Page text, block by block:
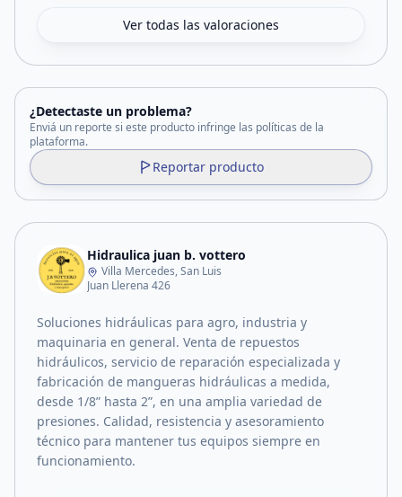
Ver todas las valoraciones
¿Detectaste un problema?
Enviá un reporte si este producto infringe las políticas de la
plataforma.
Reportar producto
Hidraulica juan b. vottero
Villa Mercedes, San Luis
Juan Llerena 426
Soluciones hidráulicas para agro, industria y
maquinaria en general. Venta de repuestos
hidráulicos, servicio de reparación especializada y
fabricación de mangueras hidráulicas a medida,
desde 1/8” hasta 2”, en una amplia variedad de
presiones. Calidad, resistencia y asesoramiento
técnico para mantener tus equipos siempre en
funcionamiento.